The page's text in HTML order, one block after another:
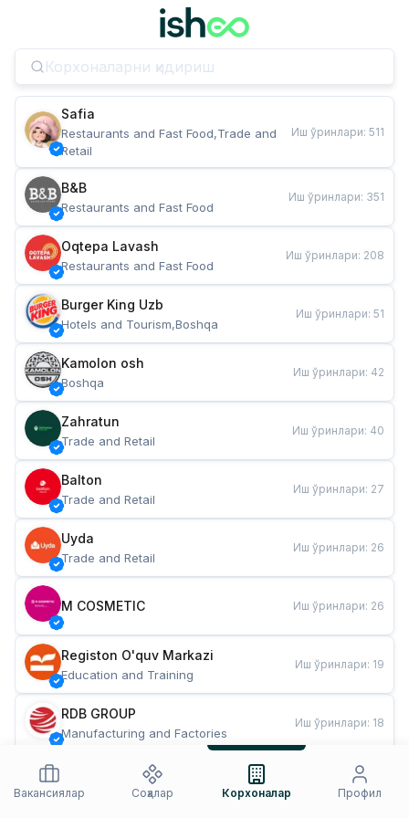
Safia
Restaurants and Fast Food,Trade and
Retail
Иш ўринлари: 511
B&B
Restaurants and Fast Food
Иш ўринлари: 351
Oqtepa Lavash
Restaurants and Fast Food
Иш ўринлари: 208
Burger King Uzb
Hotels and Tourism,Boshqa
Иш ўринлари: 51
Kamolon osh
Boshqa
Иш ўринлари: 42
Zahratun
Trade and Retail
Иш ўринлари: 40
Balton
Trade and Retail
Иш ўринлари: 27
Uyda
Trade and Retail
Иш ўринлари: 26
M COSMETIC Иш ўринлари: 26
Registon O'quv Markazi
Education and Training
Иш ўринлари: 19
RDB GROUP
Manufacturing and Factories
Иш ўринлари: 18
Restaurants and Fast Food
Иш ўринлари
Вакансиялар
Соҳалар Корхоналар Профил